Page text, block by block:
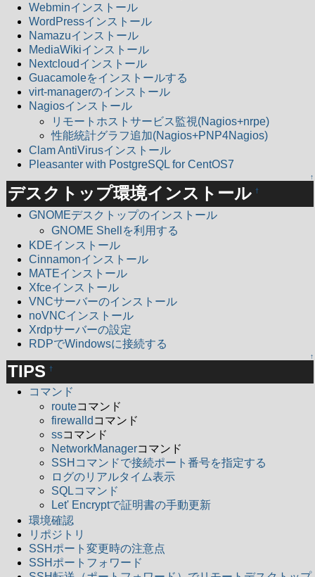
Webminインストール
WordPressインストール
Namazuインストール
MediaWikiインストール
Nextcloudインストール
Guacamoleをインストールする
virt-managerのインストール
Nagiosインストール
リモートホストサービス監視(Nagios+nrpe)
性能統計グラフ追加(Nagios+PNP4Nagios)
Clam AntiVirusインストール
Pleasanter with PostgreSQL for CentOS7
↑
デスクトップ環境インストール †
GNOMEデスクトップのインストール
GNOME Shellを利用する
KDEインストール
Cinnamonインストール
MATEインストール
Xfceインストール
VNCサーバーのインストール
noVNCインストール
Xrdpサーバーの設定
RDPでWindowsに接続する
↑
TIPS †
コマンド
routeコマンド
firewalld コマンド
ssコマンド
NetworkManagerコマンド
SSHコマンドで接続ポート番号を指定する
ログのリアルタイム表示
SQLコマンド
Let' Encryptで証明書の手動更新
環境確認
リポジトリ
SSHポート変更時の注意点
SSHポートフォワード